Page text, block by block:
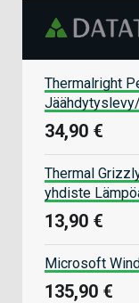
Thermalright
34,90 €
Thermal
yhdiste
13,90 €
Microsoft
135,90 €